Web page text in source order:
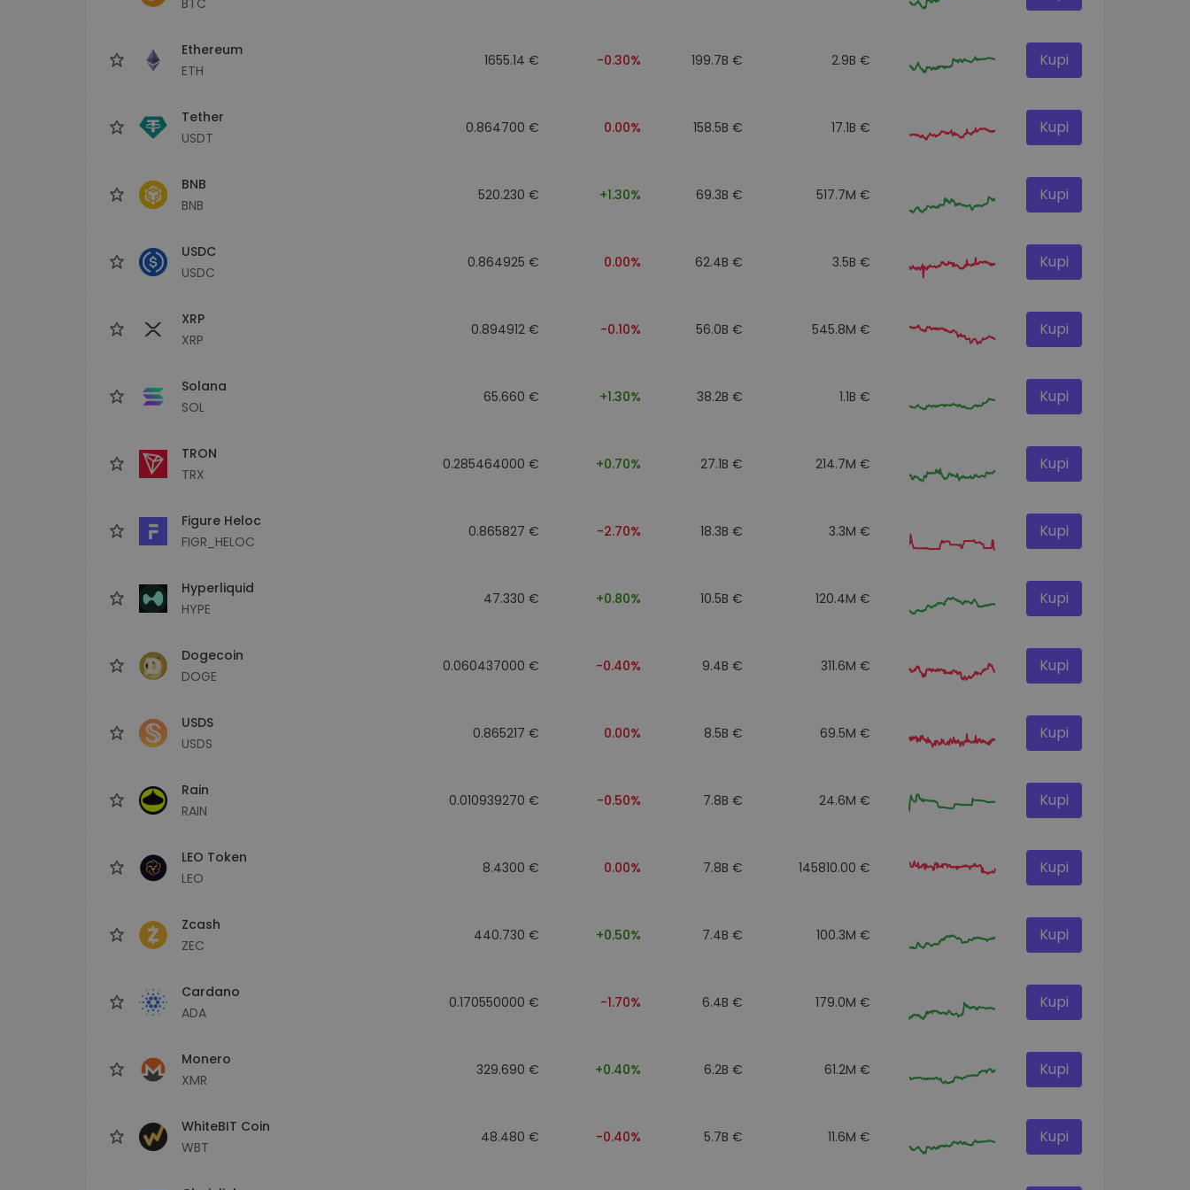
Ethereum
ETH
1655.14 € -0.30% 199.7B € 2.9B € Kupi
Tether
USDT
0.864700 € 0.00% 158.5B € 17.1B € Kupi
BNB
BNB
520.230 € +1.30% 69.3B € 517.7M € Kupi
USDC
USDC
0.864925 € 0.00% 62.4B € 3.5B € Kupi
XRP
XRP
0.894912 € -0.10% 56.0B € 545.8M € Kupi
Solana
SOL
65.660 € +1.30% 38.2B € 1.1B € Kupi
TRON
TRX
0.285464000 € +0.70% 27.1B € 214.7M € Kupi
Figure Heloc
FIGR_HELOC
0.865827 € -2.70% 18.3B € 3.3M € Kupi
Hyperliquid
HYPE
47.330 € +0.80% 10.5B € 120.4M € Kupi
Dogecoin
DOGE
0.060437000 € -0.40% 9.4B € 311.6M € Kupi
USDS
USDS
0.865217 € 0.00% 8.5B € 69.5M € Kupi
Rain
RAIN
0.010939270 € -0.50% 7.8B € 24.6M € Kupi
LEO Token
LEO
8.4300 € 0.00% 7.8B € 145810.00 € Kupi
Zcash
ZEC
440.730 € +0.50% 7.4B € 100.3M € Kupi
Cardano
ADA
0.170550000 € -1.70% 6.4B € 179.0M € Kupi
Monero
XMR
329.690 € +0.40% 6.2B € 61.2M € Kupi
WhiteBIT Coin
WBT
48.480 € -0.40% 5.7B € 11.6M € Kupi